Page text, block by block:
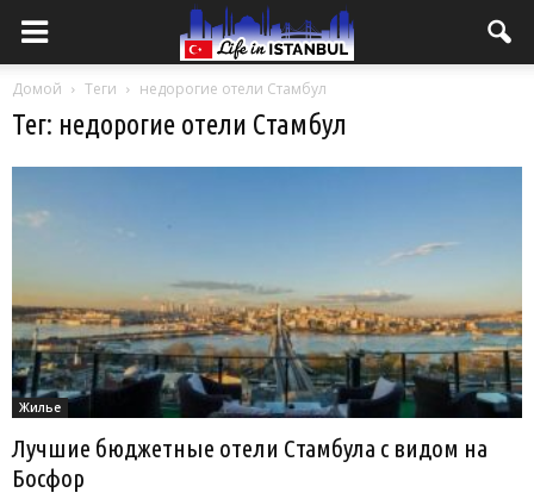
Домой Теги недорогие отели Стамбул
Тег: недорогие отели Стамбул
Жилье
Лучшие бюджетные отели Стамбула с видом на
Босфор